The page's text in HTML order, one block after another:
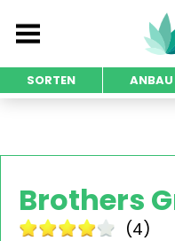
SORTEN ANBAU
Brothers
(4)